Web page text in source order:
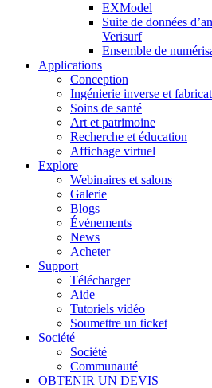
EXModel
Suite de données
Verisurf
Ensemble de
Applications
Conception
Ingénierie inverse et
Soins de santé
Art et patrimoine
Recherche et éducation
Affichage virtuel
Explore
Webinaires et salons
Galerie
Blogs
Événements
News
Acheter
Support
Télécharger
Aide
Tutoriels vidéo
Soumettre un ticket
Société
Société
Communauté
OBTENIR UN DEVIS